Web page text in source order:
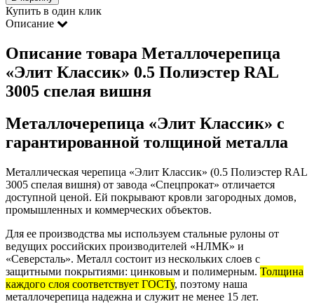
Купить в один клик
Описание
Описание товара Металлочерепица
«Элит Классик» 0.5 Полиэстер RAL
3005 спелая вишня
Металлочерепица «Элит Классик» с
гарантированной толщиной металла
Металлическая черепица «Элит Классик» (0.5 Полиэстер RAL
3005 спелая вишня) от завода «Спецпрокат» отличается
доступной ценой. Ей покрывают кровли загородных домов,
промышленных и коммерческих объектов.
Для ее производства мы используем стальные рулоны от
ведущих российских производителей «НЛМК» и
«Северсталь». Металл состоит из нескольких слоев с
защитными покрытиями: цинковым и полимерным. Толщина
каждого слоя соответствует ГОСТу, поэтому наша
металлочерепица надежна и служит не менее 15 лет.